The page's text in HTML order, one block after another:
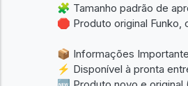
🧩 Tamanho padrão de
🛑 Produto original Funko,
📦 Informações
⚡ Disponível à pronta